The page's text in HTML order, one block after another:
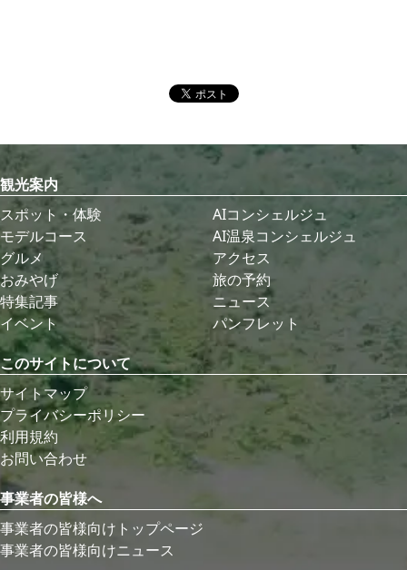
観光案内
スポット・体験
モデルコース
グルメ
おみやげ
特集記事
イベント
AIコンシェルジュ
AI温泉コンシェルジュ
アクセス
旅の予約
ニュース
パンフレット
このサイトについて
サイトマップ
プライバシーポリシー
利用規約
お問い合わせ
事業者の皆様へ
事業者の皆様向けトップページ
事業者の皆様向けニュース